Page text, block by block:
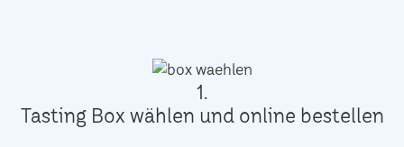
1.
Tasting Box wählen und online bestellen